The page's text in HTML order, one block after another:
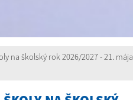
na školský rok 2026/2027 - 21. mája